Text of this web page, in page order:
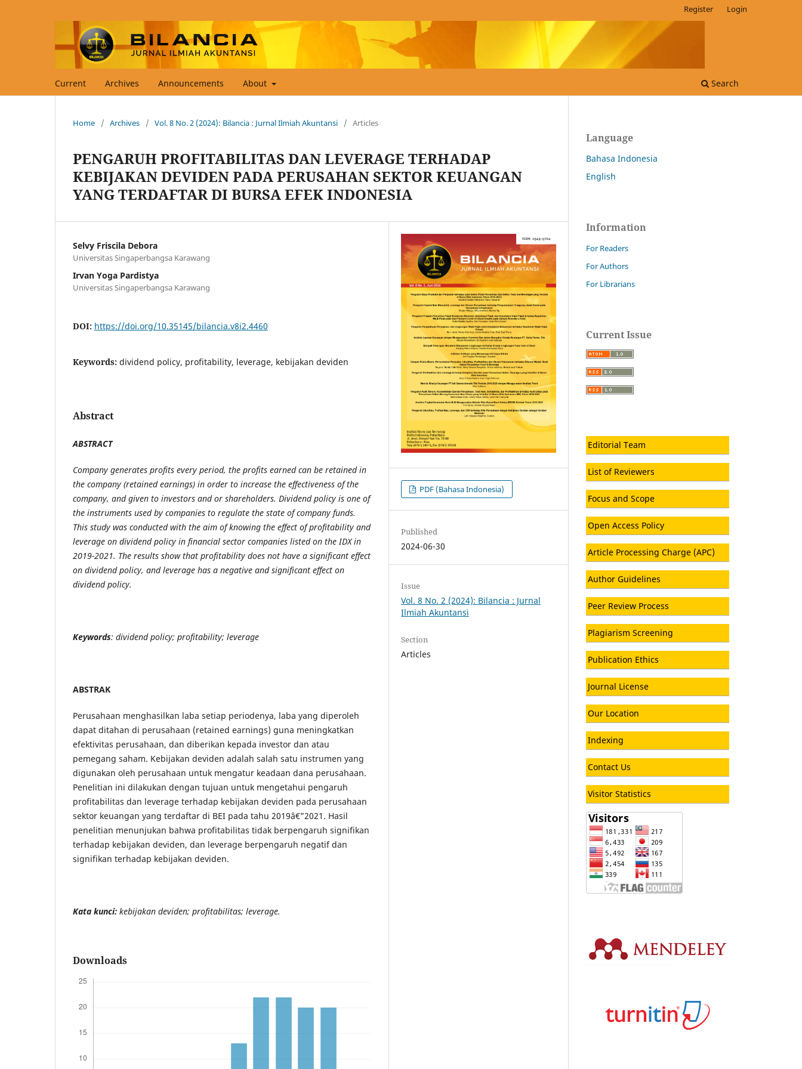
Current Archives Announcements About Search
Register Login
Home / Archives / Vol. 8 No. 2 (2024): Bilancia : Jurnal Ilmiah Akuntansi / Articles
PENGARUH PROFITABILITAS DAN LEVERAGE TERHADAP
KEBIJAKAN DEVIDEN PADA PERUSAHAN SEKTOR KEUANGAN
YANG TERDAFTAR DI BURSA EFEK INDONESIA
Selvy Friscila Debora
Universitas Singaperbangsa Karawang
Irvan Yoga Pardistya
Universitas Singaperbangsa Karawang
DOI: https://doi.org/10.35145/bilancia.v8i2.4460
Keywords: dividend policy, profitability, leverage, kebijakan deviden
Abstract
ABSTRACT
Company generates profits every period, the profits earned can be retained in
the company (retained earnings) in order to increase the effectiveness of the
company, and given to investors and or shareholders. Dividend policy is one of
the instruments used by companies to regulate the state of company funds.
This study was conducted with the aim of knowing the effect of profitability and
leverage on dividend policy in financial sector companies listed on the IDX in
2019-2021. The results show that profitability does not have a significant effect
on dividend policy, and leverage has a negative and significant effect on
dividend policy.
Keywords: dividend policy; profitability; leverage
ABSTRAK
Perusahaan menghasilkan laba setiap periodenya, laba yang diperoleh
dapat ditahan di perusahaan (retained earnings) guna meningkatkan
efektivitas perusahaan, dan diberikan kepada investor dan atau
pemegang saham. Kebijakan deviden adalah salah satu instrumen yang
digunakan oleh perusahaan untuk mengatur keadaan dana perusahaan.
Penelitian ini dilakukan dengan tujuan untuk mengetahui pengaruh
profitabilitas dan leverage terhadap kebijakan deviden pada perusahaan
sektor keuangan yang terdaftar di BEI pada tahu 2019â€”2021. Hasil
penelitian menunjukan bahwa profitabilitas tidak berpengaruh signifikan
terhadap kebijakan deviden, dan leverage berpengaruh negatif dan
signifikan terhadap kebijakan deviden.
Kata kunci: kebijakan deviden; profitabilitas; leverage.
Downloads
PDF (Bahasa Indonesia)
Published
2024-06-30
Issue
Vol. 8 No. 2 (2024): Bilancia : Jurnal
Ilmiah Akuntansi
Section
Articles
Language
Bahasa Indonesia
English
Information
For Readers
For Authors
For Librarians
Current Issue
Editorial Team
List of Reviewers
Focus and Scope
Open Access Policy
Article Processing Charge (APC)
Author Guidelines
Peer Review Process
Plagiarism Screening
Publication Ethics
Journal License
Our Location
Indexing
Contact Us
Visitor Statistics